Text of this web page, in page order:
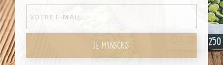
JE M'INSCRIS